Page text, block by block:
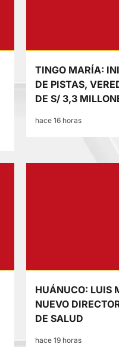
TINGO MARÍA:
DE PISTAS,
DE S/ 3,3
hace 16 horas
HUÁNUCO: LUIS
NUEVO
DE SALUD
hace 19 horas